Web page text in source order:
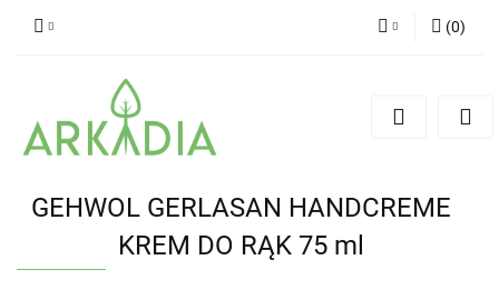
(0)
GEHWOL GERLASAN HANDCREME
KREM DO RĄK 75 ml